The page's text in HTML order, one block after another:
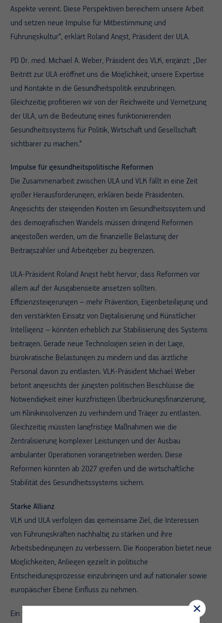
Aspekte vereint. Diese Perspektiven bereichern unsere Arbeit
und setzen neue Impulse für Mitbestimmung und
Führungskultur“, erklärt Roland Angst, Präsident der ULA.
PD Dr. med. Michael A. Weber, Präsident des VLK, ergänzt: „Der
Beitritt zur ULA eröffnet uns die Möglichkeit, unsere Expertise
und Kontakte in die Gesundheitspolitik einzubringen.
Gleichzeitig profitieren wir von der Reichweite und Vernetzung
der ULA, um die Bedeutung eines funktionierenden
Gesundheitssystems für Politik, Wirtschaft und Gesellschaft
sichtbarer zu machen.“
Impulse für gesundheitspolitische Reformen
Die Zusammenarbeit zwischen ULA und VLK fällt in eine Zeit
großer Herausforderungen, erklären beide Präsidenten.
Angesichts der steigenden Kosten im Gesundheitssystem und
des demografischen Wandels müssen dringend Reformen
angestoßen werden, um die finanzielle Belastung der
Beitragszahler und Arbeitgeber zu begrenzen.
ULA-Präsident Roland Angst hebt hervor, dass Reformen vor
allem auf der Ausgabenseite ansetzen sollten.
Effizienzsteigerungen – mehr Prävention, Eigenbeteiligung und
den verstärkten Einsatz von Digitalisierung und Künstlicher
Intelligenz – könnten erheblich zur Stabilisierung des Systems
beitragen. Gerade neue Technologien seien in der Lage,
bürokratische Belastungen zu mindern und das ärztliche
Personal davon zu entlasten. VLK-Präsident Michael Weber
betont angesichts der jüngsten politischen Beschlüsse die
Notwendigkeit einer kurzfristigen Überbrückungsfinanzierung,
um Klinikinsolvenzen zu verhindern und Träger zu entlasten.
Gleichzeitig müssten langfristige Maßnahmen wie die
Zentralisierung komplexer Leistungen und der Ausbau
ambulanter Operationen vorangetrieben werden. Diese
Reformen könnten ab 2027 greifen und die wirtschaftliche
Stabilität des Gesundheitssystems sichern.
Starke Allianz
VLK und ULA verfolgen das gemeinsame Ziel, die Interessen
von Führungskräften nachhaltig zu stärken und ihre
Arbeitsbedingungen zu verbessern. Die Kooperation bietet neue
Möglichkeiten, Anliegen gezielt in politische
Entscheidungsprozesse einzubringen und auf nationaler sowie
europäischer Ebene Einfluss zu nehmen.
Ein weiterer Schwerpunkt liegt auf Gleichstellungsfragen.